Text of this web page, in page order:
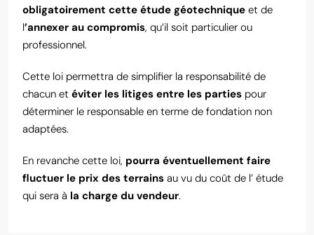
obligatoirement cette étude géotechnique et de
l’annexer au compromis, qu’il soit particulier ou
professionnel.
Cette loi permettra de simplifier la responsabilité de
chacun et éviter les litiges entre les parties pour
déterminer le responsable en terme de fondation non
adaptées.
En revanche cette loi, pourra éventuellement faire
fluctuer le prix des terrains au vu du coût de l’ étude
qui sera à la charge du vendeur.